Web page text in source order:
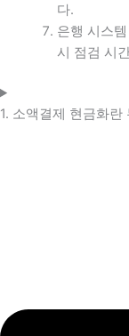
다.
은행 시스
시 점검 시
1. 소액결제 현금화란